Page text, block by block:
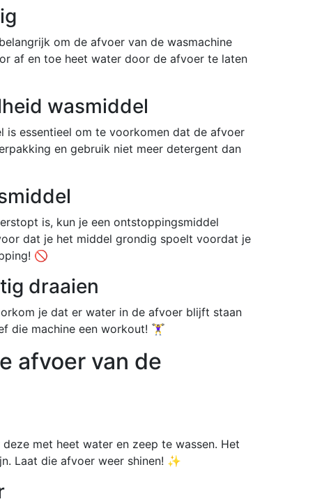
om de afvoer van de wasmachine
af en toe heet water door de afvoer te laten
wasmiddel
is essentieel om te voorkomen dat de afvoer
en gebruik niet meer detergent dan
is, kun je een ontstoppingsmiddel
dat je het middel grondig spoelt voordat je
🚫
draaien
je dat er water in de afvoer blijft staan
die machine een workout! 🏋️‍♀️
afvoer van de
met heet water en zeep te wassen. Het
Laat die afvoer weer shinen! ✨